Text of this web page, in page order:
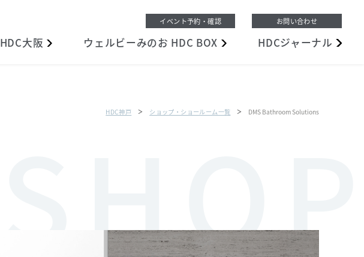
HDC大阪 ウェルビーみのお HDC BOX HDCジャーナル
イベント予約・確認 お問い合わせ
HDC神戸 ショップ・ショールーム一覧 DMS Bathroom Solutions